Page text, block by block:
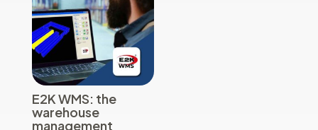
E2K WMS: the
warehouse
management